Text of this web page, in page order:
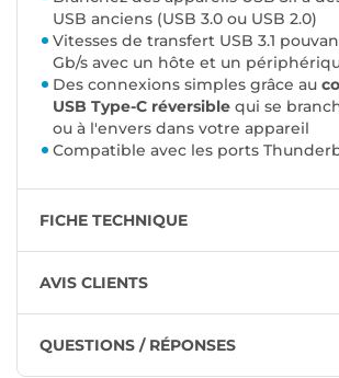
USB anciens (USB 3.0 ou USB 2.0)
Vitesses de transfert USB 3.1
Gb/s avec un hôte et un
Des connexions simples grâce au
USB Type-C réversible qui se
ou à l'envers dans votre appareil
Compatible avec les ports
FICHE TECHNIQUE
AVIS CLIENTS
QUESTIONS / RÉPONSES